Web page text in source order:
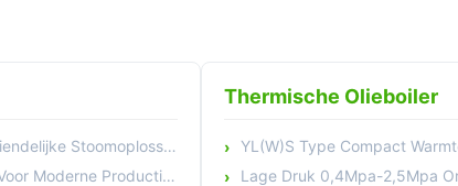
Stoomoplossingen
Productie-Installaties
Thermische Olieboiler
YL(W)S Type Compact Warmtewisselaar
Lage Druk 0,4Mpa-2,5Mpa